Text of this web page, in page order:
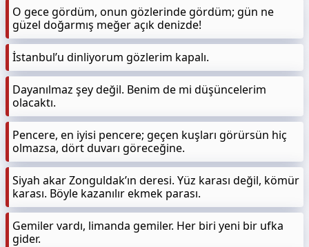
O gece gördüm, onun gözlerinde gördüm; gün ne
güzel doğarmış meğer açık denizde!
İstanbul’u dinliyorum gözlerim kapalı.
Dayanılmaz şey değil. Benim de mi düşüncelerim
olacaktı.
Pencere, en iyisi pencere; geçen kuşları görürsün hiç
olmazsa, dört duvarı göreceğine.
Siyah akar Zonguldak’ın deresi. Yüz karası değil, kömür
karası. Böyle kazanılır ekmek parası.
Gemiler vardı, limanda gemiler. Her biri yeni bir ufka
gider.